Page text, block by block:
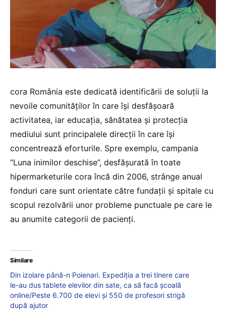
cora România este dedicată identificării de soluții la
nevoile comunităților în care își desfășoară
activitatea, iar educația, sănătatea și protecția
mediului sunt principalele direcții în care își
concentrează eforturile. Spre exemplu, campania
“Luna inimilor deschise”, desfășurată în toate
hipermarketurile cora încă din 2006, strânge anual
fonduri care sunt orientate către fundații și spitale cu
scopul rezolvării unor probleme punctuale pe care le
au anumite categorii de pacienți.
Similare
Din izolare până-n Poienari. Expediția a trei tinere care
le-au dus tablete elevilor din sate, ca să facă școală
online/Peste 6.700 de elevi și 550 de profesori strigă
după ajutor